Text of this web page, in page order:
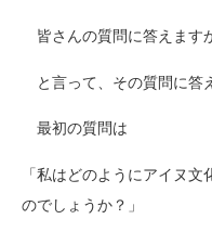
皆さんの質問に答えます
と言って、その質問に答
最初の質問は
「私はどのようにアイヌ
のでしょうか？」